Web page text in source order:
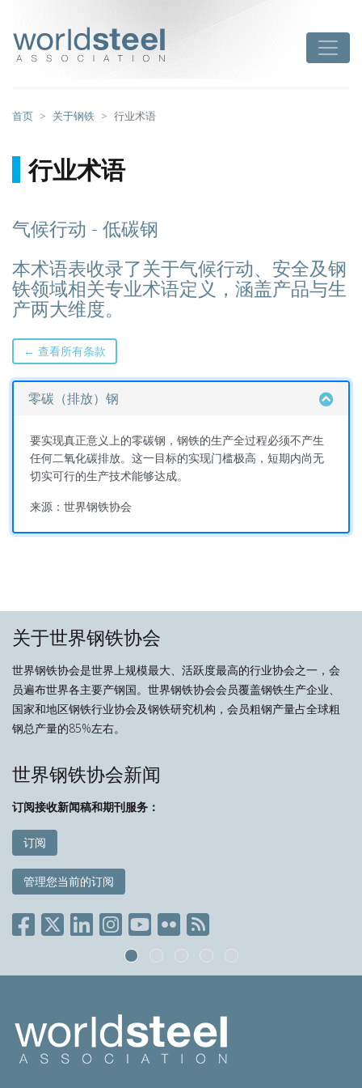
首页 关于钢铁 行业术语
行业术语
气候行动 - 低碳钢
本术语表收录了关于气候行动、安全及钢
铁领域相关专业术语定义，涵盖产品与生
产两大维度。
← 查看所有条款
零碳（排放）钢
要实现真正意义上的零碳钢，钢铁的生产全过程必须不产生
任何二氧化碳排放。这一目标的实现门槛极高，短期内尚无
切实可行的生产技术能够达成。
来源：世界钢铁协会
关于世界钢铁协会
世界钢铁协会是世界上规模最大、活跃度最高的行业协会之一，会
员遍布世界各主要产钢国。世界钢铁协会会员覆盖钢铁生产企业、
国家和地区钢铁行业协会及钢铁研究机构，会员粗钢产量占全球粗
钢总产量的85%左右。
世界钢铁协会新闻
订阅接收新闻稿和期刊服务：
订阅
管理您当前的订阅